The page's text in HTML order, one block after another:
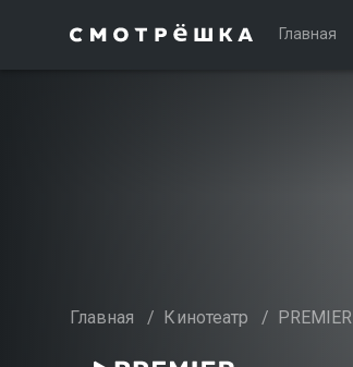
Главная
Главная / Кинотеатр / PREMIER